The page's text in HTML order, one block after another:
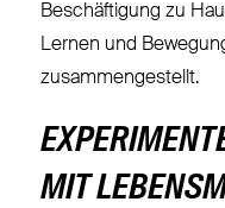
Beschäftigung zu
Lernen und
zusammengestellt.
MIT